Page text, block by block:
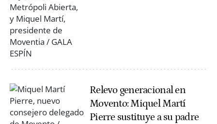
Relevo generacional en
Movento: Miquel Martí
Pierre sustituye a su padre